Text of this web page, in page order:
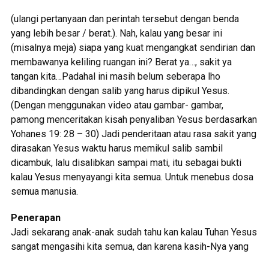
(ulangi pertanyaan dan perintah tersebut dengan benda
yang lebih besar / berat.). Nah, kalau yang besar ini
(misalnya meja) siapa yang kuat mengangkat sendirian dan
membawanya keliling ruangan ini? Berat ya…, sakit ya
tangan kita…Padahal ini masih belum seberapa lho
dibandingkan dengan salib yang harus dipikul Yesus.
(Dengan menggunakan video atau gambar- gambar,
pamong menceritakan kisah penyaliban Yesus berdasarkan
Yohanes 19: 28 – 30) Jadi penderitaan atau rasa sakit yang
dirasakan Yesus waktu harus memikul salib sambil
dicambuk, lalu disalibkan sampai mati, itu sebagai bukti
kalau Yesus menyayangi kita semua. Untuk menebus dosa
semua manusia.
Penerapan
Jadi sekarang anak-anak sudah tahu kan kalau Tuhan Yesus
sangat mengasihi kita semua, dan karena kasih-Nya yang